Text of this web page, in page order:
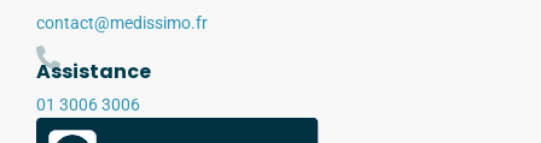
contact@medissimo.fr
Assistance
01 3006 3006